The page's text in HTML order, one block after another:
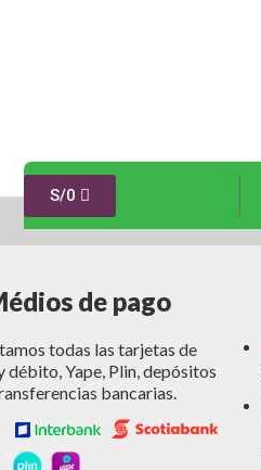
S/0
de pago
todas las tarjetas de
débito, Yape, Plin, depósitos
bancarias.